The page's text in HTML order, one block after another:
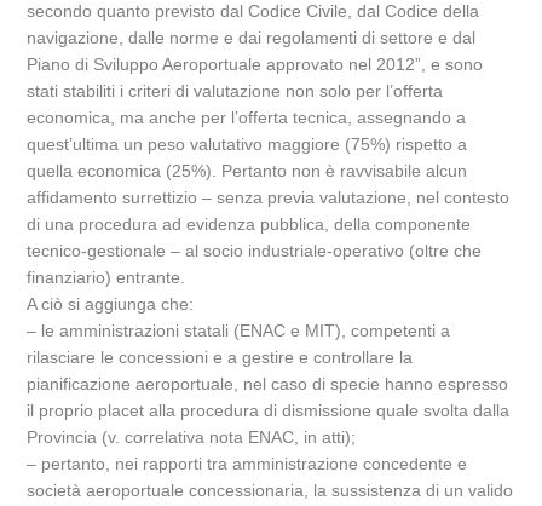
secondo quanto previsto dal Codice Civile, dal Codice della
navigazione, dalle norme e dai regolamenti di settore e dal
Piano di Sviluppo Aeroportuale approvato nel 2012”, e sono
stati stabiliti i criteri di valutazione non solo per l’offerta
economica, ma anche per l’offerta tecnica, assegnando a
quest’ultima un peso valutativo maggiore (75%) rispetto a
quella economica (25%). Pertanto non è ravvisabile alcun
affidamento surrettizio – senza previa valutazione, nel contesto
di una procedura ad evidenza pubblica, della componente
tecnico-gestionale – al socio industriale-operativo (oltre che
finanziario) entrante.
A ciò si aggiunga che:
– le amministrazioni statali (ENAC e MIT), competenti a
rilasciare le concessioni e a gestire e controllare la
pianificazione aeroportuale, nel caso di specie hanno espresso
il proprio placet alla procedura di dismissione quale svolta dalla
Provincia (v. correlativa nota ENAC, in atti);
– pertanto, nei rapporti tra amministrazione concedente e
società aeroportuale concessionaria, la sussistenza di un valido